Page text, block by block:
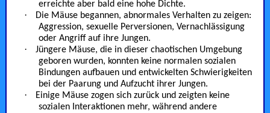
erreichte aber bald eine hohe Dichte.
·
Die Mäuse begannen, abnormales Verhalten zu zeigen:
Aggression, sexuelle Perversionen, Vernachlässigung
oder Angriff auf ihre Jungen.
·
Jüngere Mäuse, die in dieser chaotischen Umgebung
geboren wurden, konnten keine normalen sozialen
Bindungen aufbauen und entwickelten Schwierigkeiten
bei der Paarung und Aufzucht ihrer Jungen.
·
Einige Mäuse zogen sich zurück und zeigten keine
sozialen Interaktionen mehr, während andere